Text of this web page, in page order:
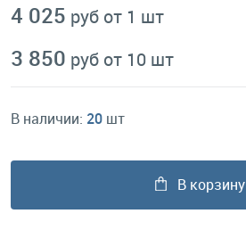
4 025 руб от 1 шт
3 850 руб от 10 шт
В наличии: 20 шт
В корзину